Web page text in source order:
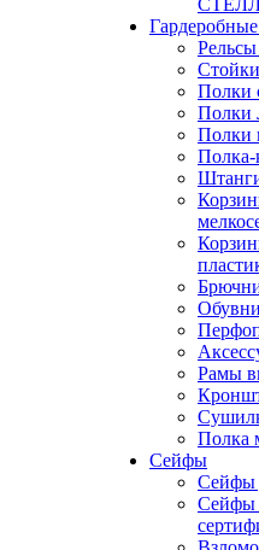
Стойки
Полки
Полки
Полка-
Рамы
Полка
Сейфы
Сейфы
Сейфы